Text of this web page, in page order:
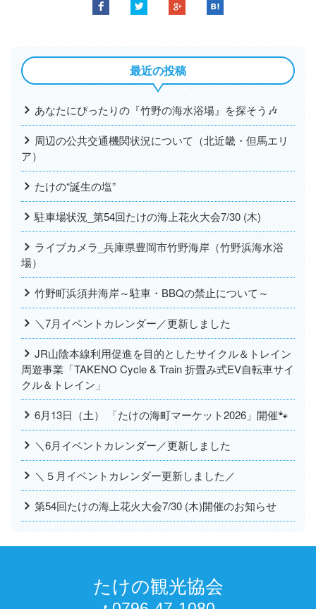
最近の投稿
あなたにぴったりの『竹野の海水浴場』を探そう🎶
周辺の公共交通機関状況について（北近畿・但馬エリ
ア）
たけの“誕生の塩”
駐車場状況_第54回たけの海上花火大会7/30 (木)
ライブカメラ_兵庫県豊岡市竹野海岸（竹野浜海水浴
場）
竹野町浜須井海岸～駐車・BBQの禁止について～
＼7月イベントカレンダー／更新しました
JR山陰本線利用促進を目的としたサイクル＆トレイン
周遊事業「TAKENO Cycle & Train 折畳み式EV自転車サイ
クル＆トレイン」
6月13日（土） 「たけの海町マーケット2026」開催🐾
＼6月イベントカレンダー／更新しました
＼５月イベントカレンダー更新しました／
第54回たけの海上花火大会7/30 (木)開催のお知らせ
たけの観光協会